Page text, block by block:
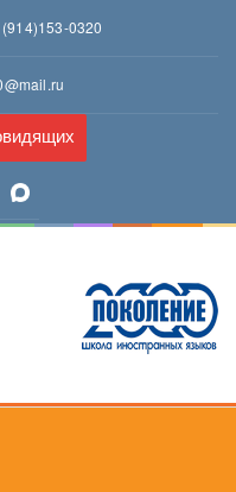
0320